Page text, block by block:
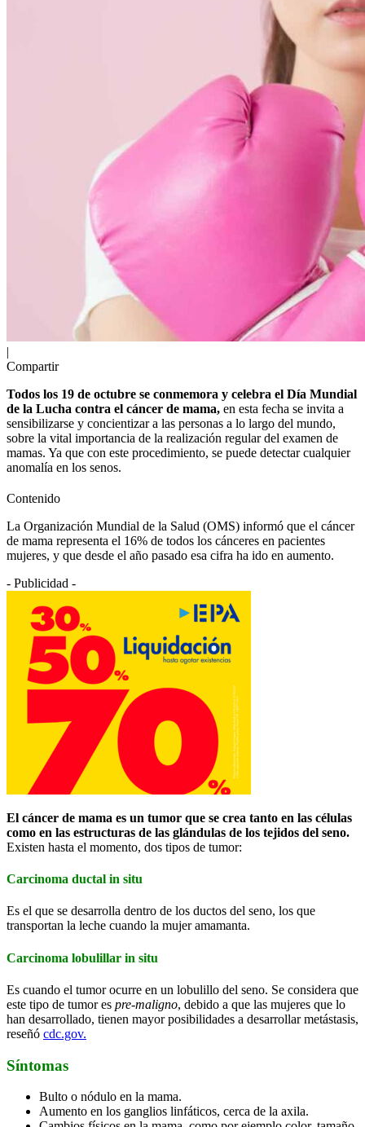
|
Compartir
Todos los 19 de octubre se conmemora y celebra el Día Mundial
de la Lucha contra el cáncer de mama, en esta fecha se invita a
sensibilizarse y concientizar a las personas a lo largo del mundo,
sobre la vital importancia de la realización regular del examen de
mamas. Ya que con este procedimiento, se puede detectar cualquier
anomalía en los senos.
Contenido
La Organización Mundial de la Salud (OMS) informó que el cáncer
de mama representa el 16% de todos los cánceres en pacientes
mujeres, y que desde el año pasado esa cifra ha ido en aumento.
- Publicidad -
El cáncer de mama es un tumor que se crea tanto en las células
como en las estructuras de las glándulas de los tejidos del seno.
Existen hasta el momento, dos tipos de tumor:
Carcinoma ductal in situ
Es el que se desarrolla dentro de los ductos del seno, los que
transportan la leche cuando la mujer amamanta.
Carcinoma lobulillar in situ
Es cuando el tumor ocurre en un lobulillo del seno. Se considera que
este tipo de tumor es pre-maligno, debido a que las mujeres que lo
han desarrollado, tienen mayor posibilidades a desarrollar metástasis,
reseñó cdc.gov.
Síntomas
Bulto o nódulo en la mama.
Aumento en los ganglios linfáticos, cerca de la axila.